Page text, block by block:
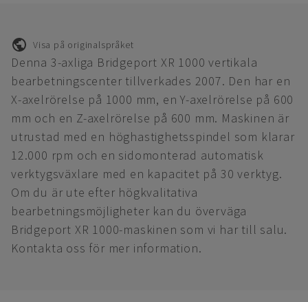
Visa på originalspråket
Denna 3-axliga Bridgeport XR 1000 vertikala
bearbetningscenter tillverkades 2007. Den har en
X-axelrörelse på 1000 mm, en Y-axelrörelse på 600
mm och en Z-axelrörelse på 600 mm. Maskinen är
utrustad med en höghastighetsspindel som klarar
12.000 rpm och en sidomonterad automatisk
verktygsväxlare med en kapacitet på 30 verktyg.
Om du är ute efter högkvalitativa
bearbetningsmöjligheter kan du överväga
Bridgeport XR 1000-maskinen som vi har till salu.
Kontakta oss för mer information.